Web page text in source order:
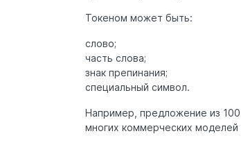
Токеном может быть:
слово;
часть слова;
знак препинания;
специальный символ.
Например, предложение из
многих коммерческих